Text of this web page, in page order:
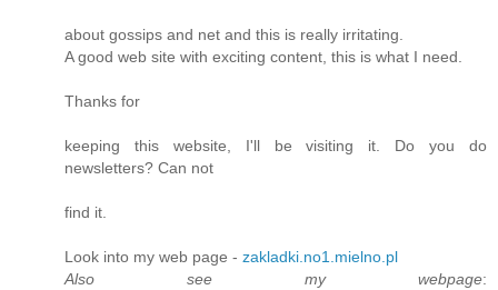
about gossips and net and this is really irritating.
A good web site with exciting content, this is what I need.
Thanks for
keeping this website, I'll be visiting it. Do you do
newsletters? Can not
find it.
Look into my web page - zakladki.no1.mielno.pl
Also see my webpage: